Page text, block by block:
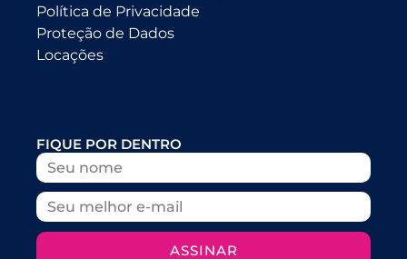
Política de Privacidade
Proteção de Dados
Locações
FIQUE POR DENTRO
ASSINAR